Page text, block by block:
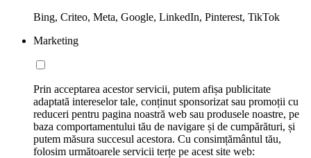
Bing, Criteo, Meta, Google, LinkedIn, Pinterest, TikTok
Marketing
Prin acceptarea acestor servicii, putem afișa publicitate
adaptată intereselor tale, conținut sponsorizat sau promoții cu
reduceri pentru pagina noastră web sau produsele noastre, pe
baza comportamentului tău de navigare și de cumpărături, și
putem măsura succesul acestora. Cu consimțământul tău,
folosim următoarele servicii terțe pe acest site web: